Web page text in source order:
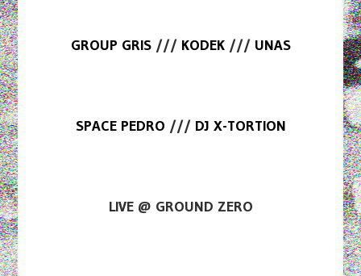
GROUP GRIS/// KODEK/// UNAS
SPACE PEDRO /// DJ X-TORTION
LIVE @ GROUND ZERO